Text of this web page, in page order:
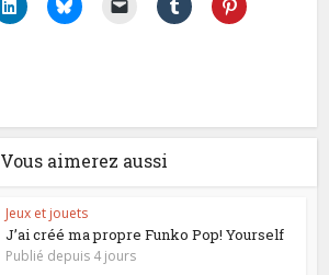
Vous aimerez aussi
Jeux et jouets
J’ai créé ma propre Funko Pop! Yourself
Publié depuis 4 jours